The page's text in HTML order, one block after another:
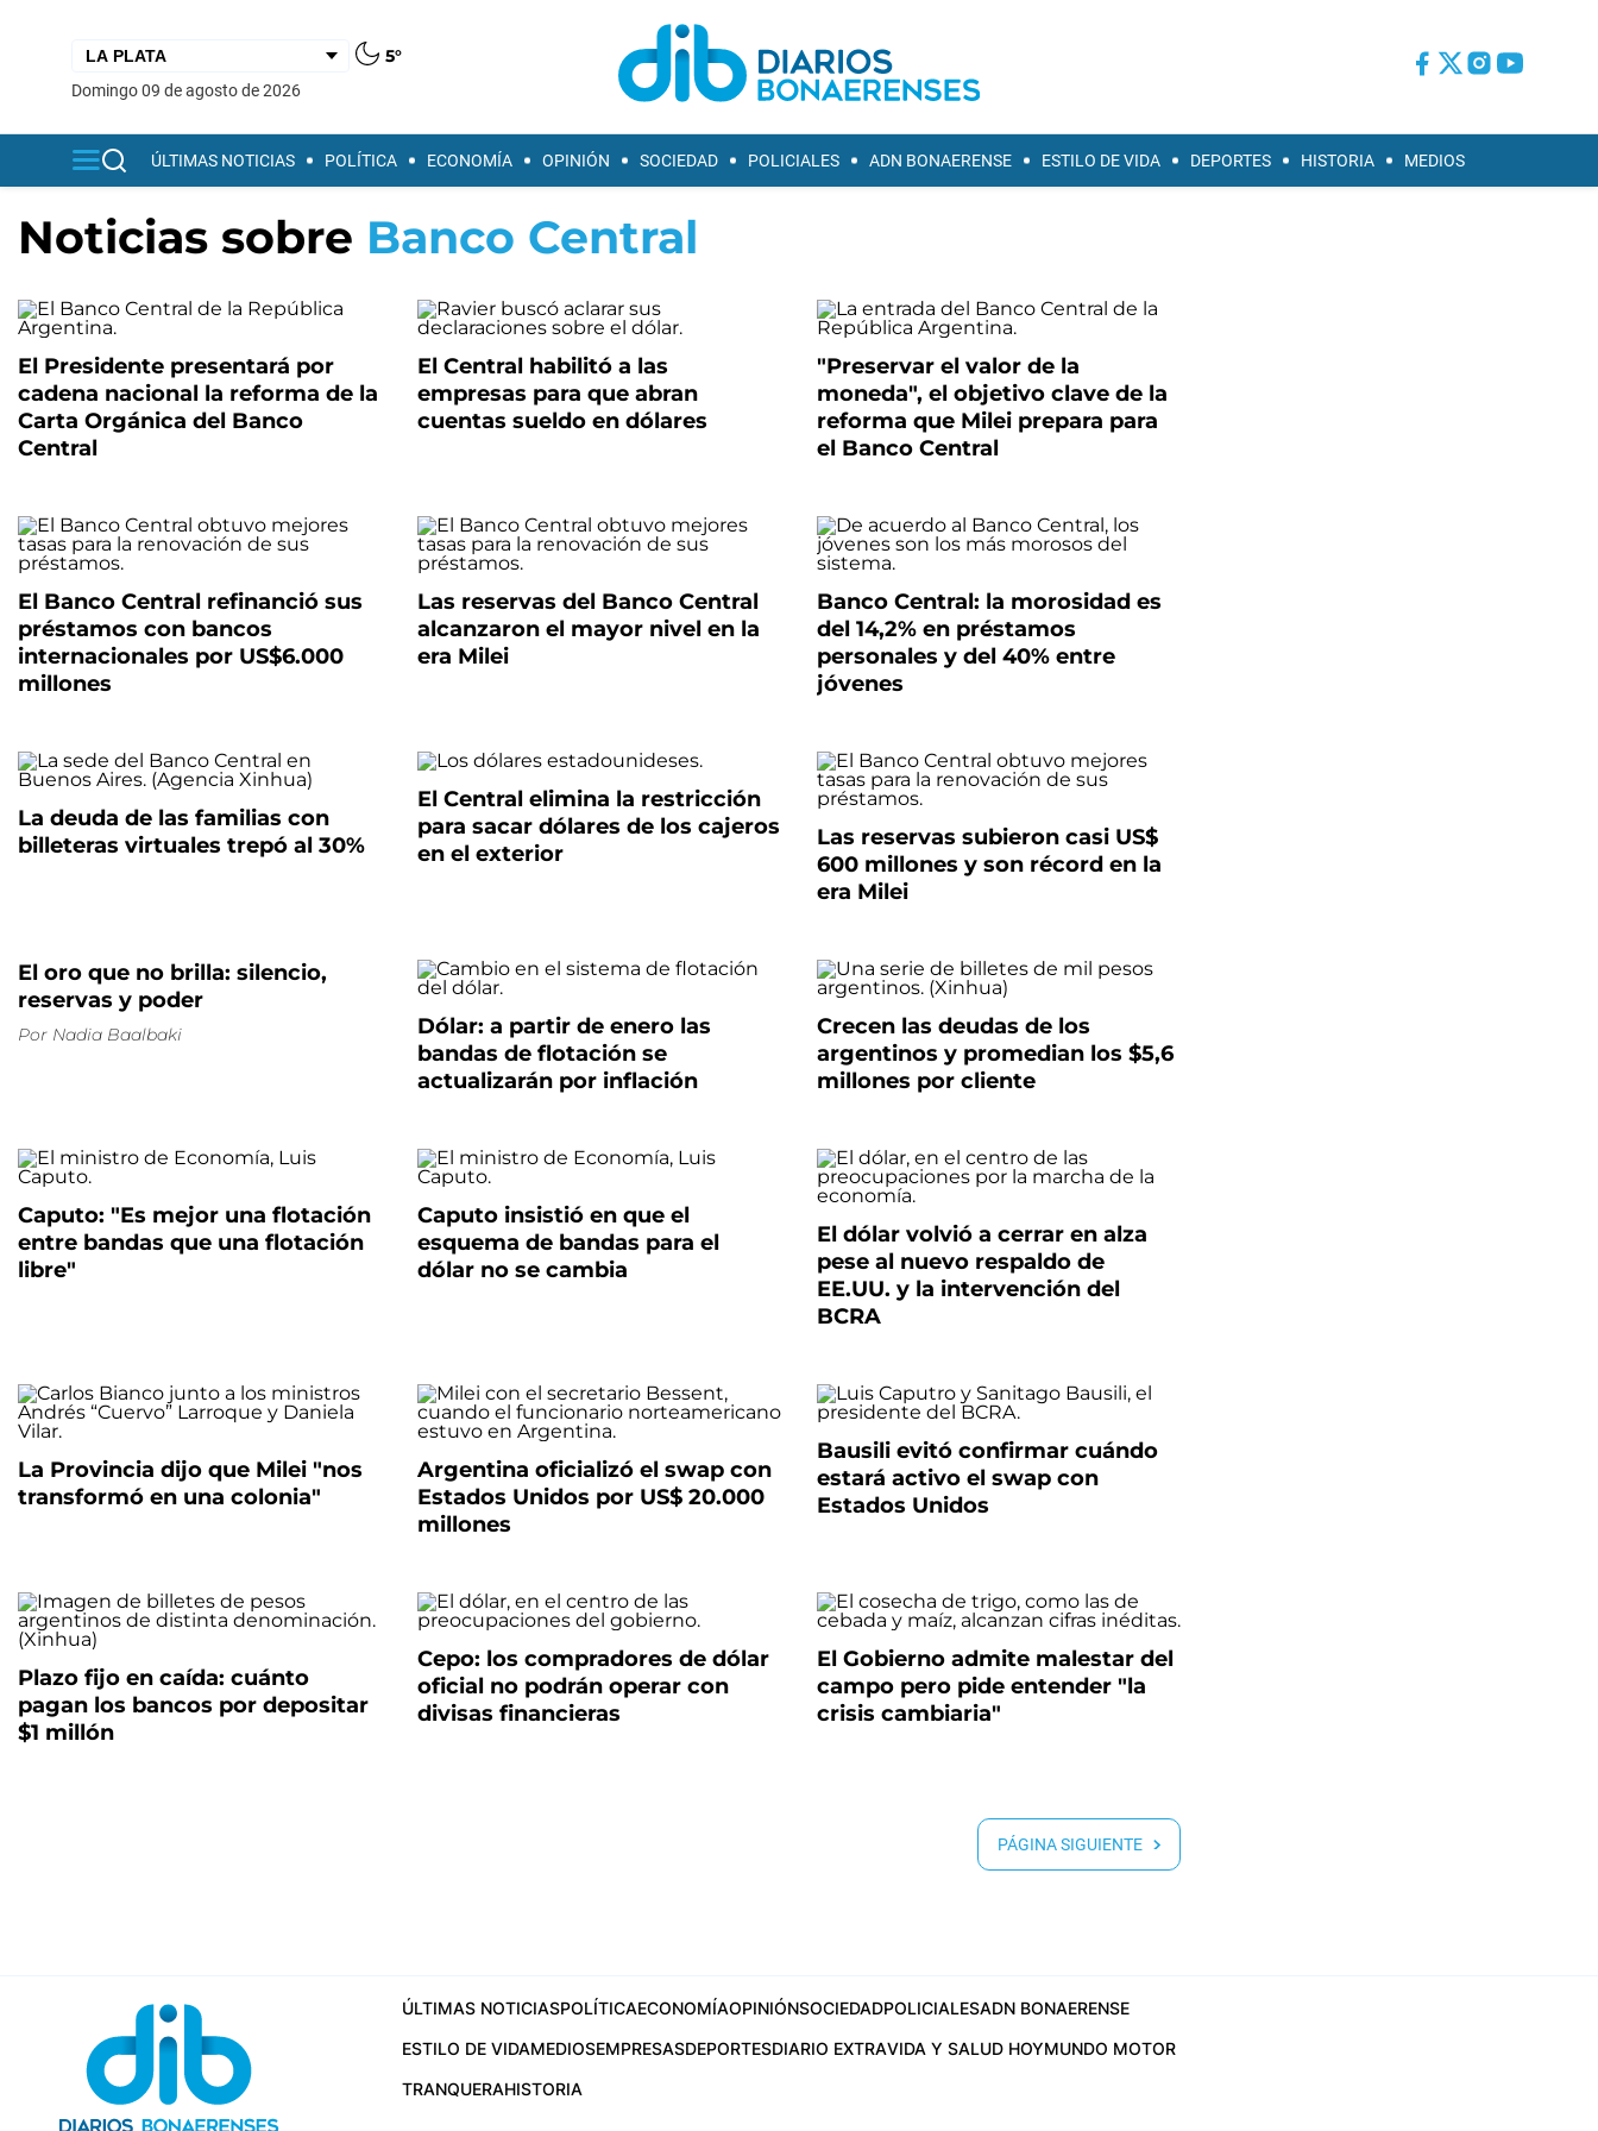
5°
domingo 09 de agosto de 2026
ÚLTIMAS NOTICIAS POLÍTICA ECONOMÍA OPINIÓN SOCIEDAD POLICIALES ADN BONAERENSE ESTILO DE VIDA DEPORTES HISTORIA MEDIOS
Noticias sobre Banco Central
El Presidente presentará por
cadena nacional la reforma de la
Carta Orgánica del Banco
Central
El Central habilitó a las
empresas para que abran
cuentas sueldo en dólares
"Preservar el valor de la
moneda", el objetivo clave de la
reforma que Milei prepara para
el Banco Central
El Banco Central refinanció sus
préstamos con bancos
internacionales por US$6.000
millones
Las reservas del Banco Central
alcanzaron el mayor nivel en la
era Milei
Banco Central: la morosidad es
del 14,2% en préstamos
personales y del 40% entre
jóvenes
La deuda de las familias con
billeteras virtuales trepó al 30%
El Central elimina la restricción
para sacar dólares de los cajeros
en el exterior
Las reservas subieron casi US$
600 millones y son récord en la
era Milei
El oro que no brilla: silencio,
reservas y poder
Por Nadia Baalbaki
Dólar: a partir de enero las
bandas de flotación se
actualizarán por inflación
Crecen las deudas de los
argentinos y promedian los $5,6
millones por cliente
Caputo: "Es mejor una flotación
entre bandas que una flotación
libre"
Caputo insistió en que el
esquema de bandas para el
dólar no se cambia
El dólar volvió a cerrar en alza
pese al nuevo respaldo de
EE.UU. y la intervención del
BCRA
La Provincia dijo que Milei "nos
transformó en una colonia"
Argentina oficializó el swap con
Estados Unidos por US$ 20.000
millones
Bausili evitó confirmar cuándo
estará activo el swap con
Estados Unidos
Plazo fijo en caída: cuánto
pagan los bancos por depositar
$1 millón
Cepo: los compradores de dólar
oficial no podrán operar con
divisas financieras
El Gobierno admite malestar del
campo pero pide entender "la
crisis cambiaria"
PÁGINA SIGUIENTE
ÚLTIMAS NOTICIASPOLÍTICAECONOMÍAOPINIÓNSOCIEDADPOLICIALESADN BONAERENSE
ESTILO DE VIDAMEDIOSEMPRESASDEPORTESDIARIO EXTRAVIDA Y SALUD HOYMUNDO MOTOR
TRANQUERAHISTORIA